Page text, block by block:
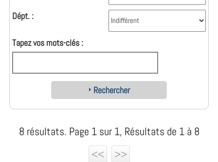
Dépt. :
Tapez vos mots-clés :
Rechercher
8 résultats. Page 1 sur 1, Résultats de 1 à 8
<<
>>